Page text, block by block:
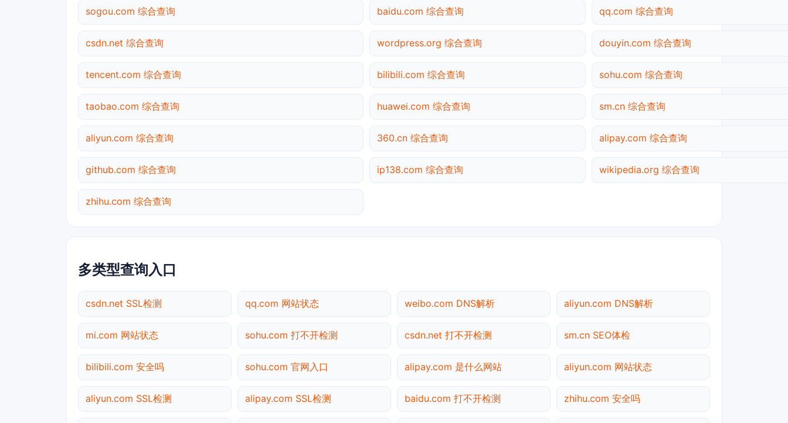
sogou.com 综合查询 baidu.com 综合查询 qq.com 综合查询
csdn.net 综合查询 wordpress.org 综合查询 douyin.com 综合查询
tencent.com 综合查询 bilibili.com 综合查询 sohu.com 综合查询
taobao.com 综合查询 huawei.com 综合查询 sm.cn 综合查询
aliyun.com 综合查询 360.cn 综合查询 alipay.com 综合查询
github.com 综合查询 ip138.com 综合查询 wikipedia.org 综合查询
zhihu.com 综合查询
多类型查询入口
csdn.net SSL检测 qq.com 网站状态 weibo.com DNS解析 aliyun.com DNS解析
mi.com 网站状态 sohu.com 打不开检测 csdn.net 打不开检测 sm.cn SEO体检
bilibili.com 安全吗 sohu.com 官网入口 alipay.com 是什么网站 aliyun.com 网站状态
aliyun.com SSL检测 alipay.com SSL检测 baidu.com 打不开检测 zhihu.com 安全吗